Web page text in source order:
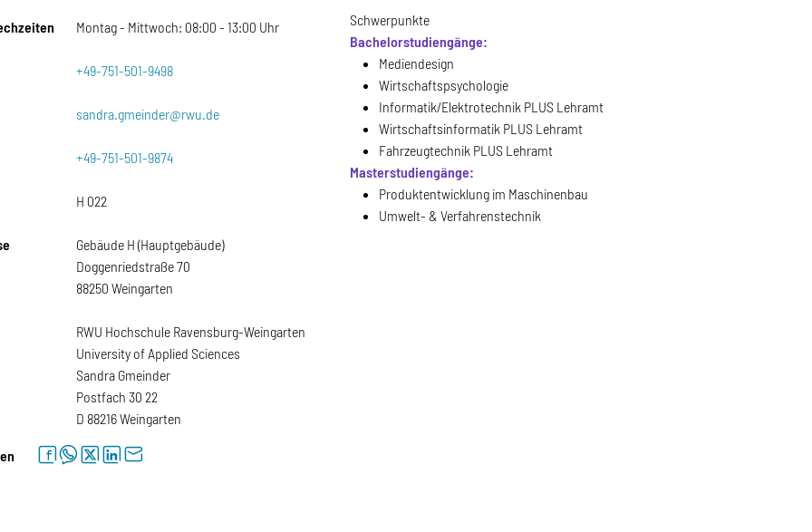
Montag - Mittwoch: 08:00 - 13:00 Uhr
+49-751-501-9498
sandra.gmeinder@rwu.de
+49-751-501-9874
H 022
Gebäude H (Hauptgebäude)
Doggenriedstraße 70
88250 Weingarten
RWU Hochschule Ravensburg-Weingarten
University of Applied Sciences
Sandra Gmeinder
Postfach 30 22
D 88216 Weingarten
Schwerpunkte
Bachelorstudiengänge:
Mediendesign
Wirtschaftspsychologie
Informatik/Elektrotechnik PLUS Lehramt
Wirtschaftsinformatik PLUS Lehramt
Fahrzeugtechnik PLUS Lehramt
Masterstudiengänge:
Produktentwicklung im Maschinenbau
Umwelt- & Verfahrenstechnik
facebookwhatsapptwitterlinkedinletter